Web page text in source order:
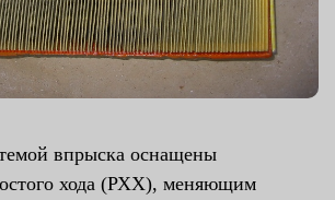
впрыска оснащены
хода (РХХ), меняющим